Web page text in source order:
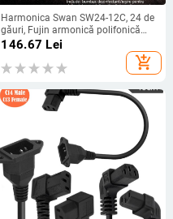
Harmonica Swan SW24-12C, 24 de
găuri, Fujin armonică polifonică
dublă, capac cromat din cupru,
146.67 Lei
add_shopping_cart